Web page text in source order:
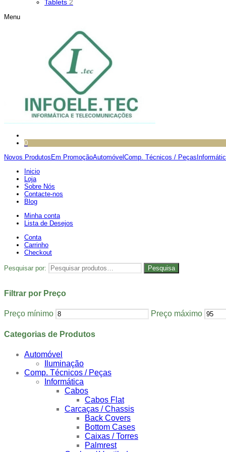
Tablets 2
Menu
0
Novos Produtos Em PromoçãoAutomóvel Comp. Técnicos / Peças
Inicio
Loja
Sobre Nós
Contacte-nos
Blog
Minha conta
Lista de Desejos
Conta
Carrinho
Checkout
Pesquisar por: Pesquisa
Filtrar por Preço
Preço mínimo Preço máximo
Categorias de Produtos
Automóvel
Iluminação
Comp. Técnicos / Peças
Informática
Cabos
Cabos Flat
Carcaças / Chassis
Back Covers
Bottom Cases
Caixas / Torres
Palmrest